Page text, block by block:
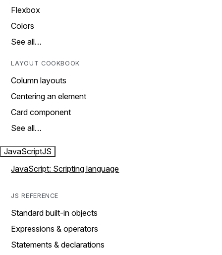
Flexbox
Colors
See all…
LAYOUT COOKBOOK
Column layouts
Centering an element
Card component
See all…
JavaScriptJS
JavaScript: Scripting language
JS REFERENCE
Standard built-in objects
Expressions & operators
Statements & declarations